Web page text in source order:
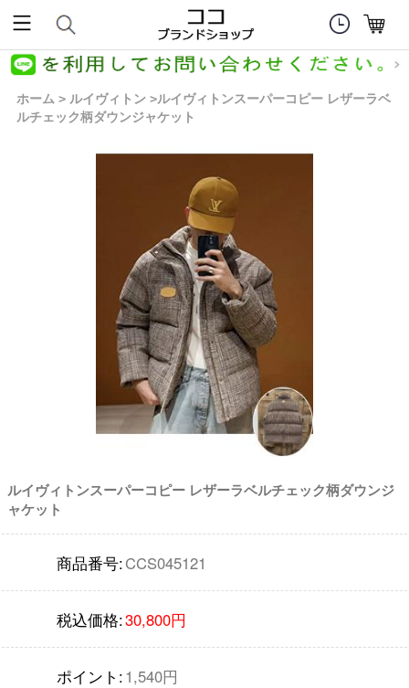
ホーム > ルイヴィトン >ルイヴィトンスーパーコピー レザーラベ
ルチェック柄ダウンジャケット
ルイヴィトンスーパーコピー レザーラベルチェック柄ダウンジ
ャケット
商品番号:CCS045121
税込価格:30,800円
ポイント:1,540円